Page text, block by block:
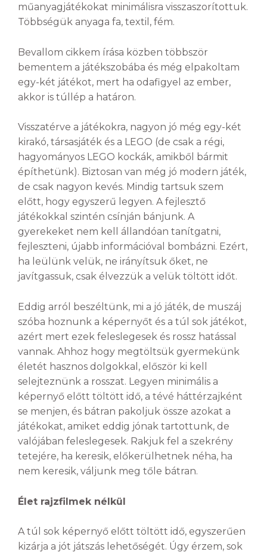
műanyagjátékokat minimálisra visszaszorítottuk.
Többségük anyaga fa, textil, fém.
Bevallom cikkem írása közben többször
bementem a játékszobába és még elpakoltam
egy-két játékot, mert ha odafigyel az ember,
akkor is túllép a határon.
Visszatérve a játékokra, nagyon jó még egy-két
kirakó, társasjáték és a LEGO (de csak a régi,
hagyományos LEGO kockák, amikből bármit
építhetünk). Biztosan van még jó modern játék,
de csak nagyon kevés. Mindig tartsuk szem
előtt, hogy egyszerű legyen. A fejlesztő
játékokkal szintén csínján bánjunk. A
gyerekeket nem kell állandóan tanítgatni,
fejleszteni, újabb információval bombázni. Ezért,
ha leülünk velük, ne irányítsuk őket, ne
javítgassuk, csak élvezzük a velük töltött időt.
Eddig arról beszéltünk, mi a jó játék, de muszáj
szóba hoznunk a képernyőt és a túl sok játékot,
azért mert ezek feleslegesek és rossz hatással
vannak. Ahhoz hogy megtöltsük gyermekünk
életét hasznos dolgokkal, először ki kell
selejteznünk a rosszat. Legyen minimális a
képernyő előtt töltött idő, a tévé háttérzajként
se menjen, és bátran pakoljuk össze azokat a
játékokat, amiket eddig jónak tartottunk, de
valójában feleslegesek. Rakjuk fel a szekrény
tetejére, ha keresik, előkerülhetnek néha, ha
nem keresik, váljunk meg tőle bátran.
Élet rajzfilmek nélkül
A túl sok képernyő előtt töltött idő, egyszerűen
kizárja a jót játszás lehetőségét. Úgy érzem, sok